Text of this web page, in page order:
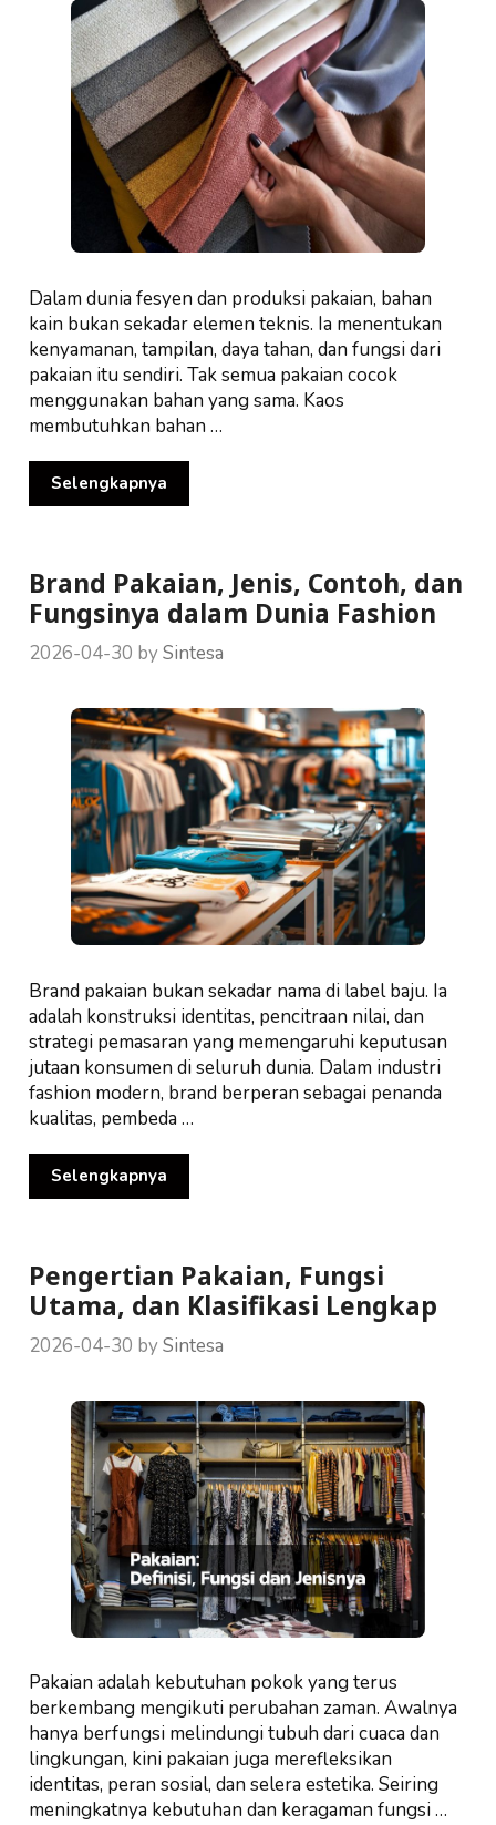
Dalam dunia fesyen dan produksi pakaian, bahan
kain bukan sekadar elemen teknis. Ia menentukan
kenyamanan, tampilan, daya tahan, dan fungsi dari
pakaian itu sendiri. Tak semua pakaian cocok
menggunakan bahan yang sama. Kaos
membutuhkan bahan …
Selengkapnya
Brand Pakaian, Jenis, Contoh, dan
Fungsinya dalam Dunia Fashion
2026-04-30 bySintesa
Brand pakaian bukan sekadar nama di label baju. Ia
adalah konstruksi identitas, pencitraan nilai, dan
strategi pemasaran yang memengaruhi keputusan
jutaan konsumen di seluruh dunia. Dalam industri
fashion modern, brand berperan sebagai penanda
kualitas, pembeda …
Selengkapnya
Pengertian Pakaian, Fungsi
Utama, dan Klasifikasi Lengkap
2026-04-30 bySintesa
Pakaian adalah kebutuhan pokok yang terus
berkembang mengikuti perubahan zaman. Awalnya
hanya berfungsi melindungi tubuh dari cuaca dan
lingkungan, kini pakaian juga merefleksikan
identitas, peran sosial, dan selera estetika. Seiring
meningkatnya kebutuhan dan keragaman fungsi …